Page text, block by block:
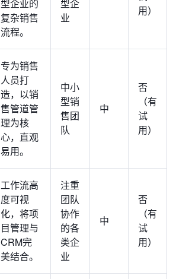
型企业的
复杂销售
流程。
型企
业
用）
专为销售
人员打
造，以销
售管道管
理为核
心，直观
易用。
中小
型销
售团
队
中
否
（有
试
用）
工作流高
度可视
化，将项
目管理与
CRM完
美结合。
注重
团队
协作
的各
类企
业
中
否
（有
试
用）